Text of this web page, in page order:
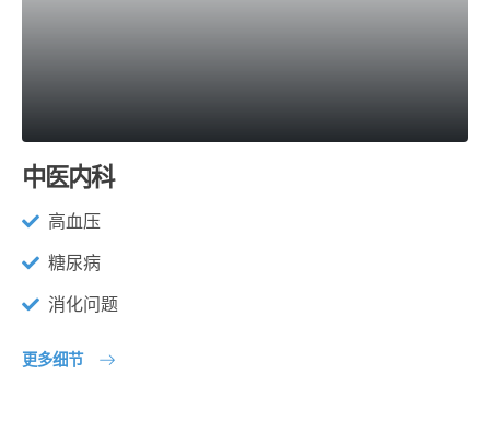
中医内科
高血压
糖尿病
消化问题
更多细节